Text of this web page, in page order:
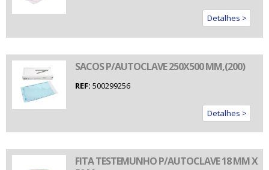
Detalhes >
SACOS P/AUTOCLAVE 250X500 MM,(200)
REF: 500299256
Detalhes >
FITA TESTEMUNHO P/AUTOCLAVE 18 MM X